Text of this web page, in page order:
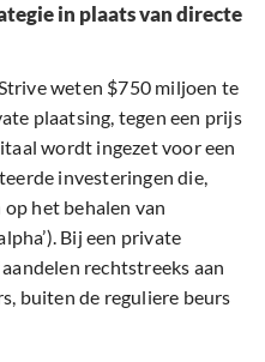
in plaats van directe
weten $750 miljoen te
plaatsing, tegen een prijs
wordt ingezet voor een
investeringen die,
het behalen van
Bij een private
rechtstreeks aan
buiten de reguliere beurs